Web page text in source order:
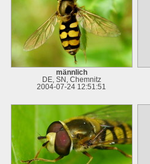
männlich
DE, SN, Chemnitz
2004-07-24 12:51:51